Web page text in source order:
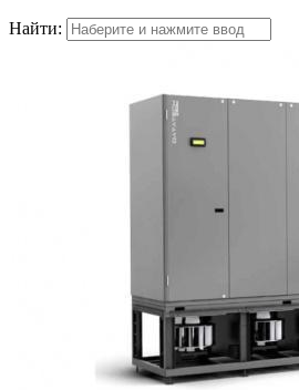
Найти: